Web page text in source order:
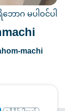
machi
ောဂ မပါဝင်ပါ